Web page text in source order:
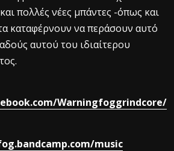
πολλές νέες μπάντες -όπως και
καταφέρνουν να περάσουν αυτό
αυτού του ιδιαίτερου
Warningfoggrindcore/
music